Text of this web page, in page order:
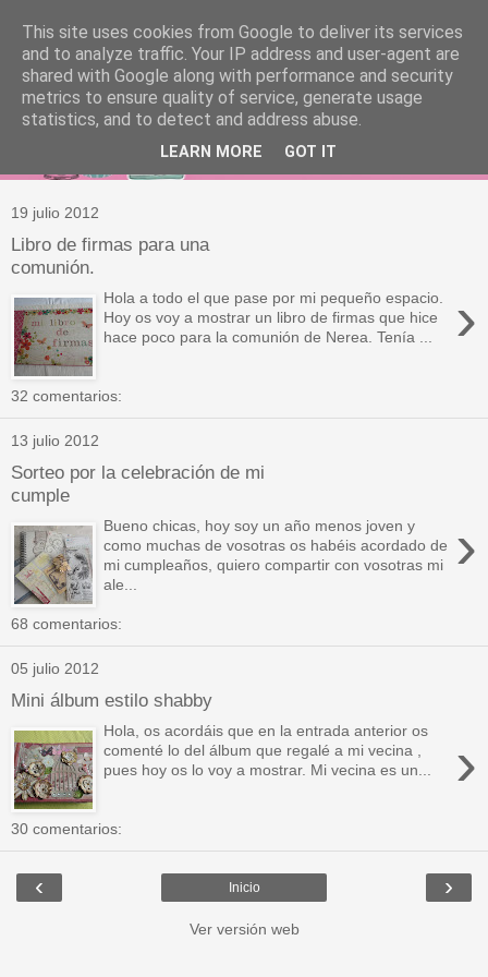
19 julio 2012
Libro de firmas para una
comunión.
›
Hola a todo el que pase por mi pequeño espacio.
Hoy os voy a mostrar un libro de firmas que hice
hace poco para la comunión de Nerea. Tenía ...
32 comentarios:
13 julio 2012
Sorteo por la celebración de mi
cumple
›
Bueno chicas, hoy soy un año menos joven y
como muchas de vosotras os habéis acordado de
mi cumpleaños, quiero compartir con vosotras mi
ale...
68 comentarios:
05 julio 2012
Mini álbum estilo shabby
›
Hola, os acordáis que en la entrada anterior os
comenté lo del álbum que regalé a mi vecina ,
pues hoy os lo voy a mostrar. Mi vecina es un...
30 comentarios:
‹ ›
Inicio
Ver versión web
This site uses cookies from Google to deliver its services
and to analyze traffic. Your IP address and user-agent are
shared with Google along with performance and security
metrics to ensure quality of service, generate usage
statistics, and to detect and address abuse.
LEARN MORE GOT IT